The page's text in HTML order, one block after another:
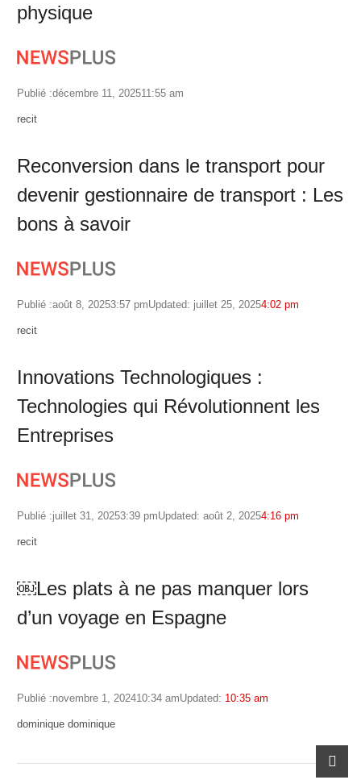
physique
Publié :décembre 11, 202511:55 am
Author
recit
Reconversion dans le transport pour
devenir gestionnaire de transport : Les
bons à savoir
Publié :août 8, 20253:57 pmUpdated: juillet 25, 20254:02 pm
Author
recit
Innovations Technologiques :
Technologies qui Révolutionnent les
Entreprises
Publié :juillet 31, 20253:39 pmUpdated: août 2, 20254:16 pm
Author
recit
￼Les plats à ne pas manquer lors
d’un voyage en Espagne
Publié :novembre 1, 202410:34 amUpdated: 10:35 am
Author
dominique dominique